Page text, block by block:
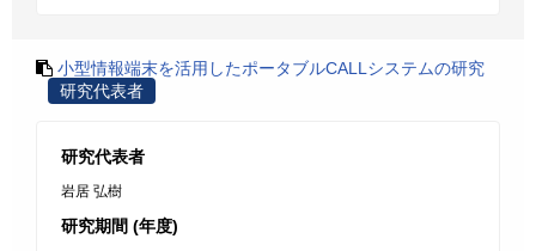
小型情報端末を活用したポータブルCALLシステムの研究
研究代表者
研究代表者
岩居 弘樹
研究期間 (年度)